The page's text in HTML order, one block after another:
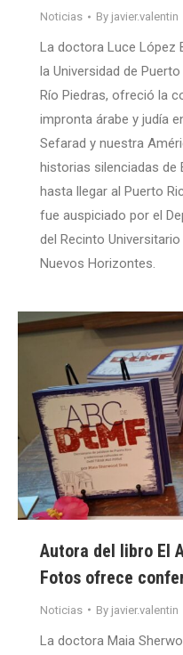
Noticias By javier.valentin
La doctora Luce López
la Universidad de
Río Piedras, ofreció la
impronta árabe y judía
Sefarad y nuestra
historias silenciadas de
hasta llegar al Puerto
fue auspiciado por el
del Recinto
Nuevos Horizontes.
Autora del libro El
Fotos ofrece
Noticias By javier.valentin
La doctora Maia